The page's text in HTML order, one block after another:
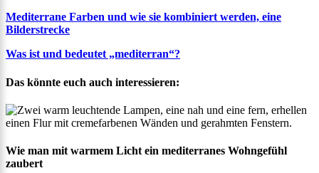
Mediterrane Farben und wie sie kombiniert werden, eine
Bilderstrecke
Was ist und bedeutet „mediterran“?
Das könnte euch auch interessieren:
Wie man mit warmem Licht ein mediterranes Wohngefühl
zaubert